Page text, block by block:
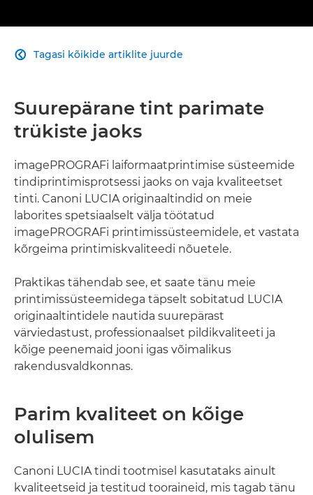
Tagasi kõikide artiklite juurde

Suurepärane tint parimate
trükiste jaoks
imagePROGRAFi laiformaatprintimise süsteemide
tindiprintimisprotsessi jaoks on vaja kvaliteetset
tinti. Canoni LUCIA originaaltindid on meie
laborites spetsiaalselt välja töötatud
imagePROGRAFi printimissüsteemidele, et vastata
kõrgeima printimiskvaliteedi nõuetele.
Praktikas tähendab see, et saate tänu meie
printimissüsteemidega täpselt sobitatud LUCIA
originaaltintidele nautida suurepärast
värviedastust, professionaalset pildikvaliteeti ja
kõige peenemaid jooni igas võimalikus
rakendusvaldkonnas.
Parim kvaliteet on kõige
olulisem
Canoni LUCIA tindi tootmisel kasutataks ainult
kvaliteetseid ja testitud tooraineid, mis tagab tänu